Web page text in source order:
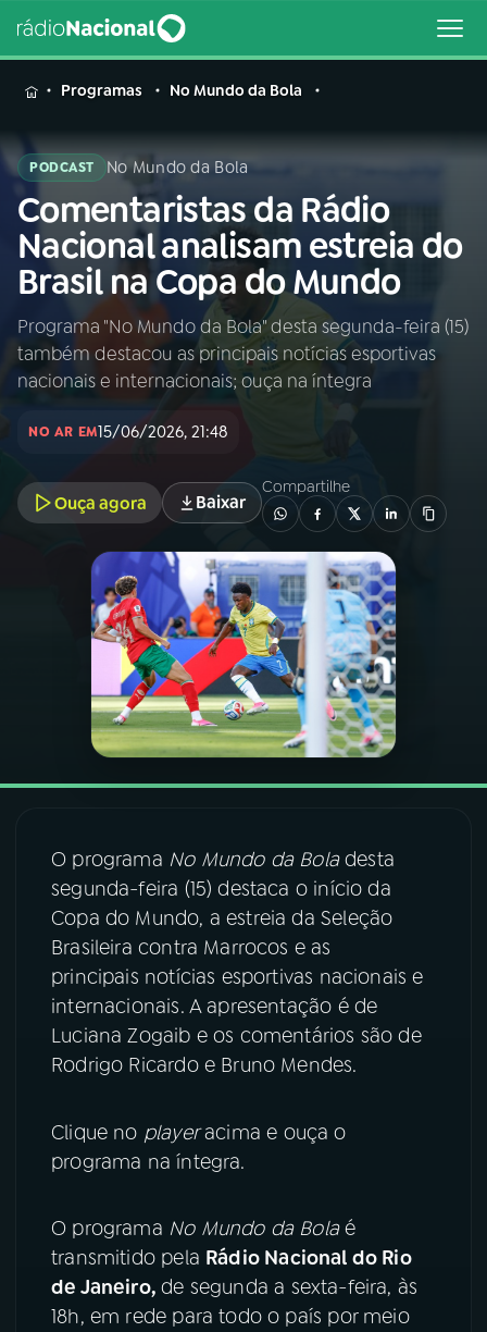
MENU
Buscar
na
Rádio
Nacional
Buscar
AO VIVO
PROGRAMAS
PODCASTS
VIDEOCASTS
08 FESTIVAL DE MÚSICA
ACOMPANHE A RÁDIO NACIONAL
YouTube Facebook
Instagram X
TikTok
Programas No Mundo da Bola
PODCAST No Mundo da Bola
Comentaristas da Rádio
Nacional analisam estreia do
Brasil na Copa do Mundo
Programa "No Mundo da Bola" desta segunda-feira (15)
também destacou as principais notícias esportivas
nacionais e internacionais; ouça na íntegra
NO AR EM15/06/2026, 21:48
Ouça agora Baixar
Compartilhe
O programa No Mundo da Boladesta
segunda-feira (15) destaca o início da
Copa do Mundo, a estreia da Seleção
Brasileira contra Marrocos e as
principais notícias esportivas nacionais e
internacionais. A apresentação é de
Luciana Zogaib e os comentários são de
Rodrigo Ricardo e Bruno Mendes.
Clique no playeracima e ouça o
programa na íntegra.
O programa No Mundo da Bolaé
transmitido pela Rádio Nacional do Rio
de Janeiro,de segunda a sexta-feira, às
18h, em rede para todo o país por meio